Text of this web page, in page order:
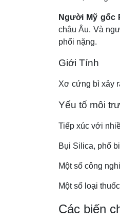
Người Mỹ gốc
châu Âu. Và
phổi nặng.
Giới Tính
Xơ cứng bì xảy
Yếu tố môi
Tiếp xúc với
Bụi Silica, phổ
Một số công
Một số loại
Các biến